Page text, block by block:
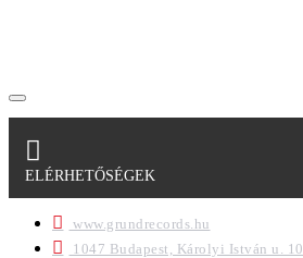
ELÉRHETŐSÉGEK
www.grundrecords.hu
1047 Budapest, Károlyi István u. 10.